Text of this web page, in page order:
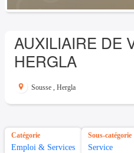
AUXILIAIRE DE
HERGLA
Sousse , Hergla
Catégorie
Emploi & Services
Sous-catégorie
Service